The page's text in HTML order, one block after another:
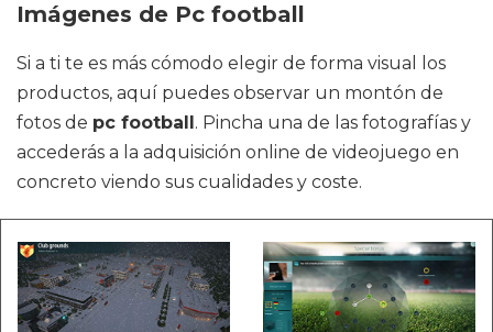
Imágenes de Pc football
Si a ti te es más cómodo elegir de forma visual los
productos, aquí puedes observar un montón de
fotos de pc football. Pincha una de las fotografías y
accederás a la adquisición online de videojuego en
concreto viendo sus cualidades y coste.